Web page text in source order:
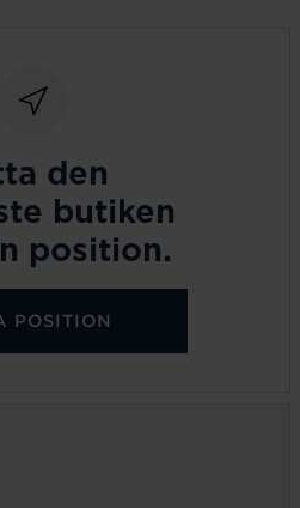
den
butiken
position.
POSITION